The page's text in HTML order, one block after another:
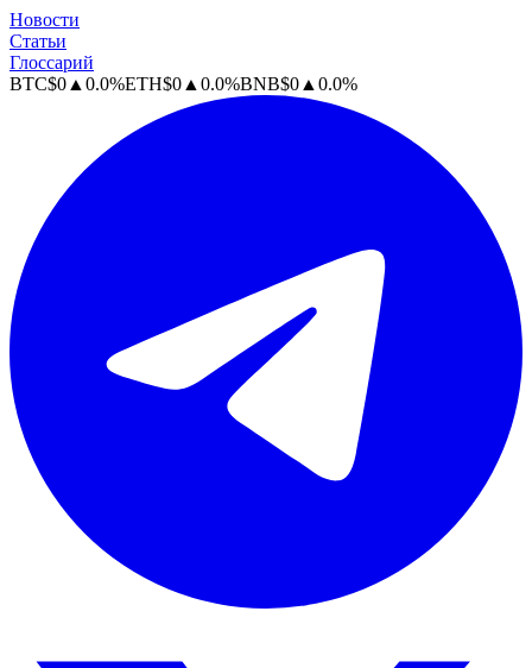
Новости
Статьи
Глоссарий
BTC$0 ▲ 0.0%ETH$0 ▲ 0.0%BNB$0 ▲ 0.0%